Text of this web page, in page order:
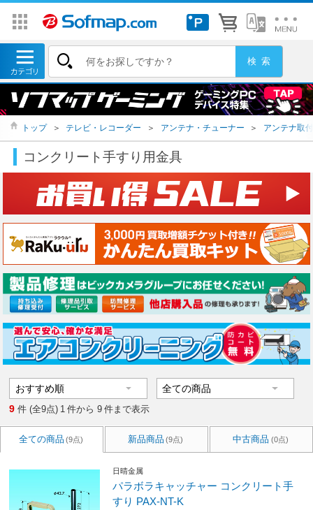
トップ ＞ テレビ・レコーダー ＞ アンテナ・チューナー ＞ アンテナ取
コンクリート手すり用金具
9 件 (全9点) 1 件から 9 件まで表示
全ての商品 (9点) 新品商品 (9点) 中古商品 (0点)
日晴金属
パラボラキャッチャー コンクリート手
すり PAX-NT-K